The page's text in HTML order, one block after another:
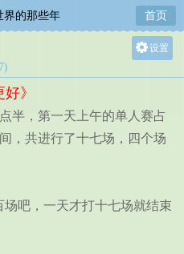
界的那些年 首页
设置
中
小
》
，第一天上午的单人赛占
，共进行了十七场，四个场
吧，一天才打十七场就结束